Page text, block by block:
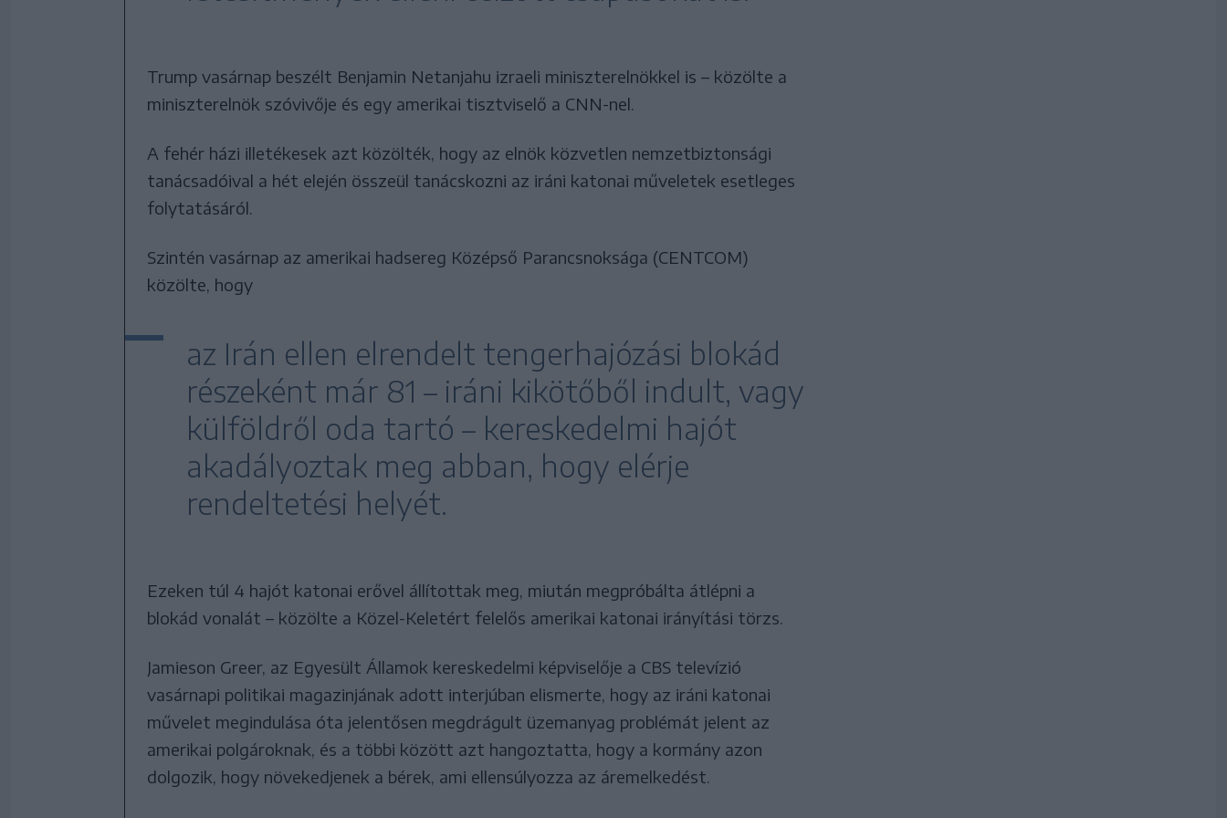
Trump vasárnap beszélt Benjamin Netanjahu izraeli miniszterelnökkel is – közölte a
miniszterelnök szóvivője és egy amerikai tisztviselő a CNN-nel.
A fehér házi illetékesek azt közölték, hogy az elnök közvetlen nemzetbiztonsági
tanácsadóival a hét elején összeül tanácskozni az iráni katonai műveletek esetleges
folytatásáról.
Szintén vasárnap az amerikai hadsereg Középső Parancsnoksága (CENTCOM)
közölte, hogy
az Irán ellen elrendelt tengerhajózási blokád
részeként már 81 – iráni kikötőből indult, vagy
külföldről oda tartó – kereskedelmi hajót
akadályoztak meg abban, hogy elérje
rendeltetési helyét.
Ezeken túl 4 hajót katonai erővel állítottak meg, miután megpróbálta átlépni a
blokád vonalát – közölte a Közel-Keletért felelős amerikai katonai irányítási törzs.
Jamieson Greer, az Egyesült Államok kereskedelmi képviselője a CBS televízió
vasárnapi politikai magazinjának adott interjúban elismerte, hogy az iráni katonai
művelet megindulása óta jelentősen megdrágult üzemanyag problémát jelent az
amerikai polgároknak, és a többi között azt hangoztatta, hogy a kormány azon
dolgozik, hogy növekedjenek a bérek, ami ellensúlyozza az áremelkedést.